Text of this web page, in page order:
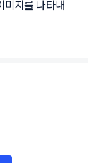
미지를 나타내